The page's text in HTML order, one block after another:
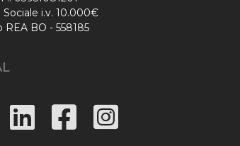
Sociale i.v. 10.000€
REA BO - 558185